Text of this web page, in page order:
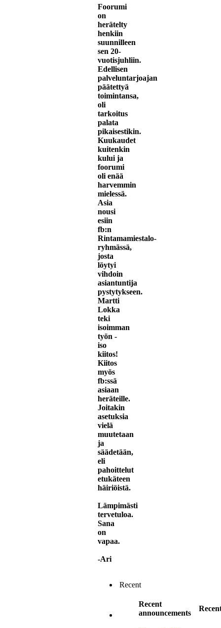
Foorumi
on
herätelty
henkiin
suunnilleen
sen 20-
vuotisjuhliin.
Edellisen
palveluntarjoajan
päätettyä
toimintansa,
oli
tarkoitus
palata
pikaisestikin.
Kuukaudet
kuitenkin
kului ja
foorumi
oli enää
harvemmin
mielessä.
Asia
nousi
esiin
fb:n
Rintamamiestalo-
ryhmässä,
josta
löytyi
vihdoin
asiantuntija
pystytykseen.
Martti
Lokka
teki
isoimman
työn -
iso
kiitos!
Kiitos
myös
fb:ssä
asiaan
heräteille.
Joitakin
asetuksia
vielä
muutetaan
ja
säädetään,
eli
pahoittelut
etukäteen
häiriöistä.
Lämpimästi
tervetuloa.
Sana
on
vapaa.
-Ari
Recent
Recent
announcements